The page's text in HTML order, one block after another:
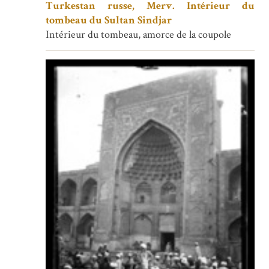
Turkestan russe, Merv. Intérieur du
tombeau du Sultan Sindjar
Intérieur du tombeau, amorce de la coupole